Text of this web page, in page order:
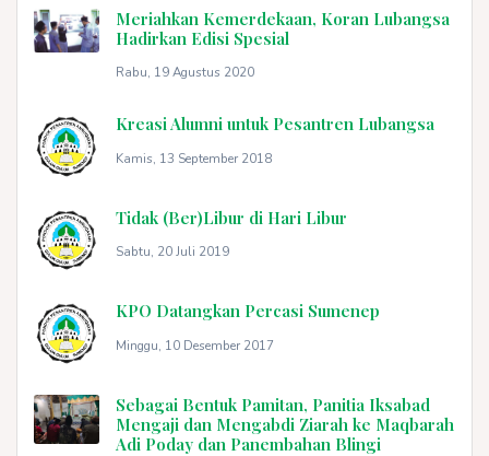
Meriahkan Kemerdekaan, Koran Lubangsa
Hadirkan Edisi Spesial
Rabu, 19 Agustus 2020
Kreasi Alumni untuk Pesantren Lubangsa
Kamis, 13 September 2018
Tidak (Ber)Libur di Hari Libur
Sabtu, 20 Juli 2019
KPO Datangkan Percasi Sumenep
Minggu, 10 Desember 2017
Sebagai Bentuk Pamitan, Panitia Iksabad
Mengaji dan Mengabdi Ziarah ke Maqbarah
Adi Poday dan Panembahan Blingi